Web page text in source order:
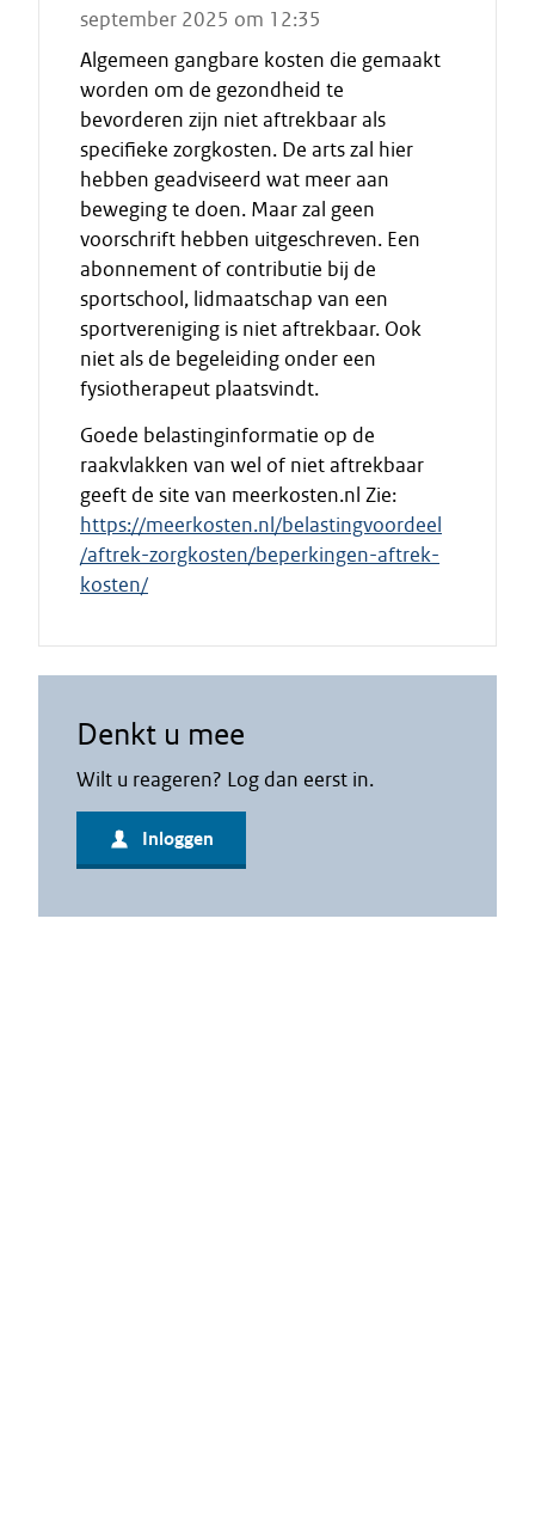
september 2025 om 12:35
Algemeen gangbare kosten die gemaakt
worden om de gezondheid te
bevorderen zijn niet aftrekbaar als
specifieke zorgkosten. De arts zal hier
hebben geadviseerd wat meer aan
beweging te doen. Maar zal geen
voorschrift hebben uitgeschreven. Een
abonnement of contributie bij de
sportschool, lidmaatschap van een
sportvereniging is niet aftrekbaar. Ook
niet als de begeleiding onder een
fysiotherapeut plaatsvindt.
Goede belastinginformatie op de
raakvlakken van wel of niet aftrekbaar
geeft de site van meerkosten.nl Zie:
https://meerkosten.nl/belastingvoordeel
/aftrek-zorgkosten/beperkingen-aftrek-
kosten/
Denkt u mee
Wilt u reageren? Log dan eerst in.
Inloggen